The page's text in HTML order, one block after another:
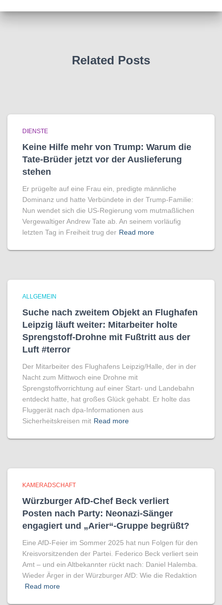
Related Posts
DIENSTE
Keine Hilfe mehr von Trump: Warum die
Tate-Brüder jetzt vor der Auslieferung
stehen
Er prügelte auf eine Frau ein, predigte männliche
Dominanz und hatte Verbündete in der Trump-Familie:
Nun wendet sich die US-Regierung vom mutmaßlichen
Vergewaltiger Andrew Tate ab. An seinem vorläufig
letzten Tag in Freiheit trug der Read more
ALLGEMEIN
Suche nach zweitem Objekt an Flughafen
Leipzig läuft weiter: Mitarbeiter holte
Sprengstoff-Drohne mit Fußtritt aus der
Luft #terror
Der Mitarbeiter des Flughafens Leipzig/Halle, der in der
Nacht zum Mittwoch eine Drohne mit
Sprengstoffvorrichtung auf einer Start- und Landebahn
entdeckt hatte, hat großes Glück gehabt. Er holte das
Fluggerät nach dpa-Informationen aus
Sicherheitskreisen mit Read more
KAMERADSCHAFT
Würzburger AfD-Chef Beck verliert
Posten nach Party: Neonazi-Sänger
engagiert und „Arier“-Gruppe begrüßt?
Eine AfD-Feier im Sommer 2025 hat nun Folgen für den
Kreisvorsitzenden der Partei. Federico Beck verliert sein
Amt – und ein Altbekannter rückt nach: Daniel Halemba.
Wieder Ärger in der Würzburger AfD: Wie die Redaktion
Read more